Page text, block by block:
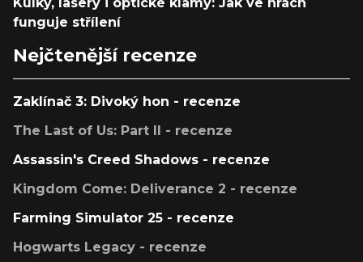
funguje střílení
Nejčtenější recenze
Zaklínač 3: Divoký hon - recenze
The Last of Us: Part II - recenze
Assassin's Creed Shadows - recenze
Kingdom Come: Deliverance 2 - recenze
Farming Simulator 25 - recenze
Hogwarts Legacy - recenze